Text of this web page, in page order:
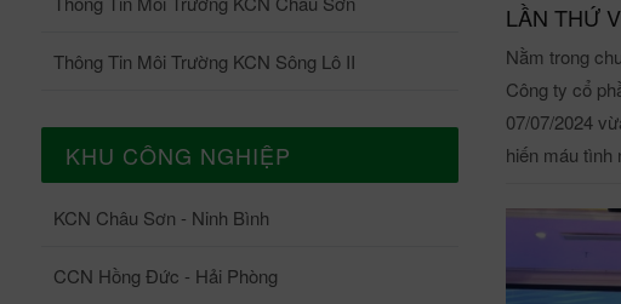
LẦN THỨ
Nằm trong
Công ty cổ
07/07/2024
hiến máu
2024 với
Phúc lần thứ VII năm 2024 Tại
Thông Tin Môi Trường KCN Sông Lô II
KHU CÔNG NGHIỆP
KCN Châu Sơn - Ninh Bình
CCN Hồng Đức - Hải Phòng